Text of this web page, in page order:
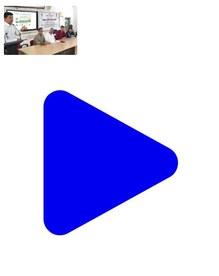
पीजी कॉलेज छिंदवाड़ा में प्रस्फुटन शक्ति संचय कार्यक्रम सम्पन्न,
सेवा, सहभागिता और सामाजिक जागरूकता का दिया संदेश